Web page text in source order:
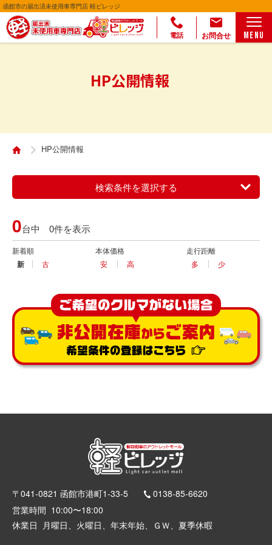
函館市の届出済未使用車専門店 軽ビレッジ
電話 お問合せ MENU
HP公開情報
HP公開情報
検索条件を選択する
0台中 0件を表示
新着順
新 古
本体価格
安
高
走行距離
多
少
〒041-0821 函館市港町1-33-5
0138-85-6620
営業時間 10:00〜18:00
休業日
月曜日、火曜日、年末年始、ＧＷ、夏季休暇